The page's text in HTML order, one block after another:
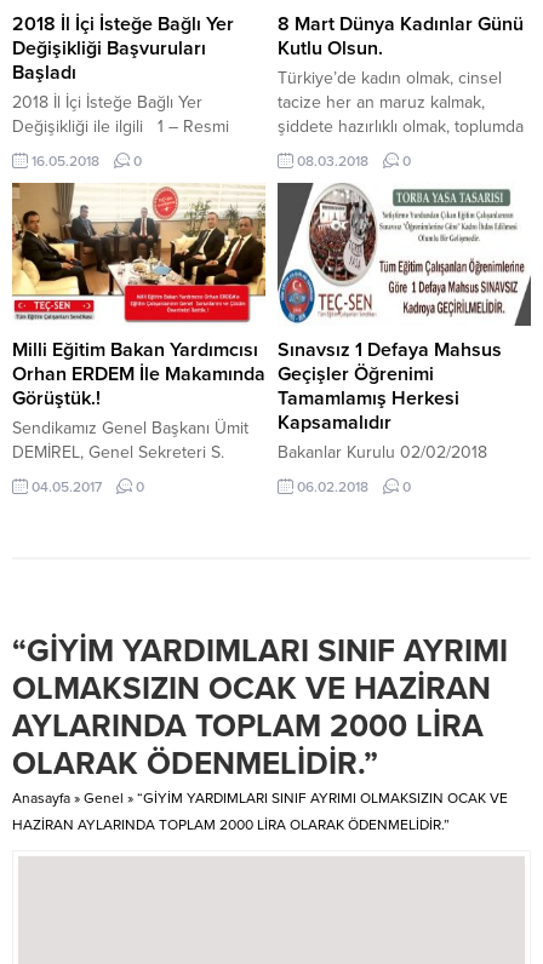
Komisyonu Üyesi ve CHP
Milletvekili Serkan TOPAL ile bir
dizi temaslar gerçekleştirilmiştir
Görüşmelerimizde Eğitim...
ERDOĞAN tarafından 3600 ek
göstergenin kamuda görev yapan
“Öğretmenlere”,“Polislere” ,...
2018 İl İçi İsteğe Bağlı Yer
Değişikliği Başvuruları
Başladı
2018 İl İçi İsteğe Bağlı Yer
Değişikliği ile ilgili 1 – Resmi
Yazıya ulaşmak için tıklayınız 2 –
Başvuru Formu için tıklayınız 3 –
Tercih Edilebilecek Kurumlar
Listesi için tıklayınız
16.05.2018 0
8 Mart Dünya Kadınlar Günü
Kutlu Olsun.
Türkiye’de kadın olmak, cinsel
tacize her an maruz kalmak,
şiddete hazırlıklı olmak, toplumda
ikinci sınıf insan olmak olarak
algılanmaktadır. Oysaki, kadın
veya erkek olmadan insan
olunmayacağını, medeni ve uygar
toplumun asli unsurunun tüm
fertleri cinsiyetiyle, diniyle, diliyle,
ırkıyla ayırt etmeden insan olarak
değerlendirmek gerektiğini
hepimiz bilmekteyiz. Çalışma
Hayatında kadınlarımızın sayısı...
08.03.2018 0
Milli Eğitim Bakan Yardımcısı
Orhan ERDEM İle Makamında
Görüştük.!
Sendikamız Genel Başkanı Ümit
DEMİREL, Genel Sekreteri S.
Burçin POYRAZ, Genel Başkan
Yardımcısı Ali GÜLER, Genel
Genel Sorunları ve Çözüm
aşağıda konu başlıkları verilen
“TEÇ-SEN 2017 MEB RAPORU”
sunumu yapılmıştır....
04.05.2017 0
Sınavsız 1 Defaya Mahsus
Geçişler Öğrenimi
Tamamlamış Herkesi
Kapsamalıdır
Bakanlar Kurulu 02/02/2018
tarihinde 75 Maddelik torba
kanun tasarısını meclise sundu.
kararının veya 2828 sayılı
Kanunda belirtilen himaye
onayının sona erdiği tarihten
itibaren istihdam hakkından
yararlanmak üzere başvurma
zorunluluğuna ilişkin iki yıl
olarak...
06.02.2018 0
“GİYİM YARDIMLARI SINIF AYRIMI
OLMAKSIZIN OCAK VE HAZİRAN
AYLARINDA TOPLAM 2000 LİRA
OLARAK ÖDENMELİDİR.”
Anasayfa » Genel » “GİYİM YARDIMLARI SINIF AYRIMI OLMAKSIZIN OCAK VE
HAZİRAN AYLARINDA TOPLAM 2000 LİRA OLARAK ÖDENMELİDİR.”